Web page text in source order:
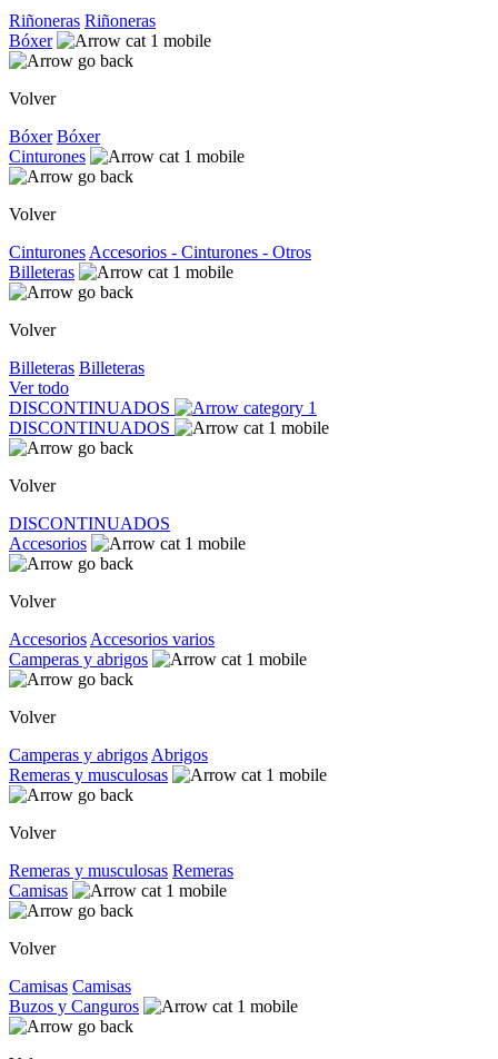
Riñoneras Riñoneras
Bóxer
Volver
Bóxer Bóxer
Cinturones
Volver
Cinturones Accesorios - Cinturones - Otros
Billeteras
Volver
Billeteras Billeteras
Ver todo
DISCONTINUADOS
DISCONTINUADOS
Volver
DISCONTINUADOS
Accesorios
Volver
Accesorios Accesorios varios
Camperas y abrigos
Volver
Camperas y abrigos Abrigos
Remeras y musculosas
Volver
Remeras y musculosas Remeras
Camisas
Volver
Camisas Camisas
Buzos y Canguros